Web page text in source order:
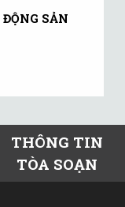
SẢN
THÔNG TIN
TÒA SOẠN